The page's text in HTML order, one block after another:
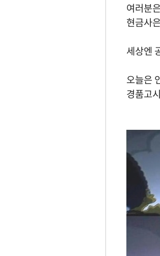
여러분
현금사
세상엔
오늘은
경품고